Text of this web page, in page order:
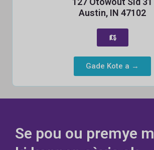
Austin, IN 47102
Gade Kote a →
Se pou ou premye